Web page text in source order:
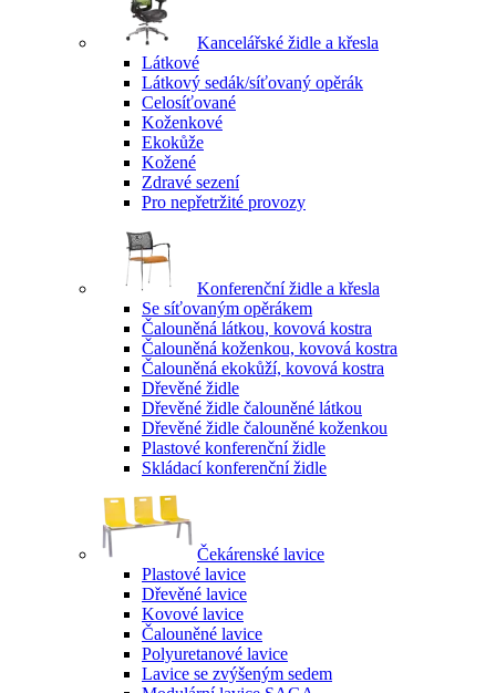
Kancelářské židle a křesla
Látkové
Látkový sedák/síťovaný opěrák
Celosíťované
Koženkové
Ekokůže
Kožené
Zdravé sezení
Pro nepřetržité provozy
Konferenční židle a křesla
Se síťovaným opěrákem
Čalouněná látkou, kovová kostra
Čalouněná koženkou, kovová kostra
Čalouněná ekokůží, kovová kostra
Dřevěné židle
Dřevěné židle čalouněné látkou
Dřevěné židle čalouněné koženkou
Plastové konferenční židle
Skládací konferenční židle
Čekárenské lavice
Plastové lavice
Dřevěné lavice
Kovové lavice
Čalouněné lavice
Polyuretanové lavice
Lavice se zvýšeným sedem